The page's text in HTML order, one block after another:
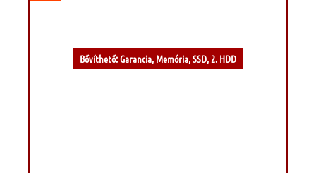
Bővíthető: Garancia, Memória, SSD, 2. HDD